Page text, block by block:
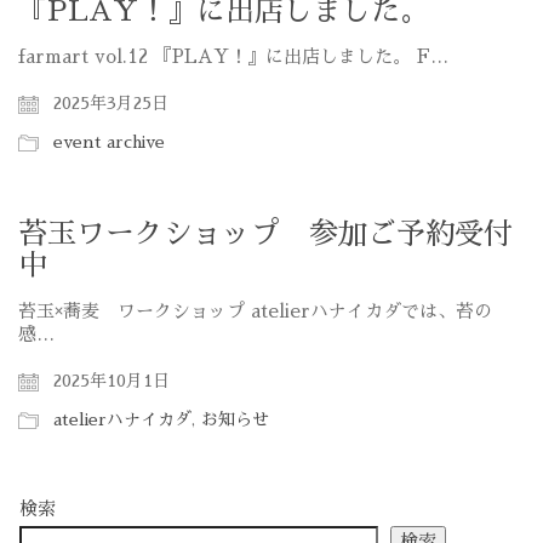
『PLAY！』に出店しました。
farmart vol.12 『PLAY！』に出店しました。 F…
2025年3月25日
event archive
苔玉ワークショップ 参加ご予約受付
中
苔玉×蕎麦 ワークショップ atelierハナイカダでは、苔の
感…
2025年10月1日
atelierハナイカダ , お知らせ
検索